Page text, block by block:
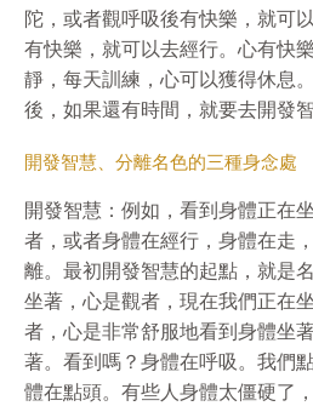
陀，或者觀呼吸後有快樂，就可
有快樂，就可以去經行。心有快
靜，每天訓練，心可以獲得休息
後，如果還有時間，就要去開發智
開發智慧、分離名色的三種身念處
開發智慧：例如，看到身體正在
者，或者身體在經行，身體在走
離。最初開發智慧的起點，就是
坐著，心是觀者，現在我們正在
者，心是非常舒服地看到身體坐
著。看到嗎？身體在呼吸。我們
體在點頭。有些人身體太僵硬了